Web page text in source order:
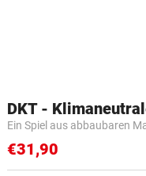
Ein Spiel aus abbaubaren
€31,90